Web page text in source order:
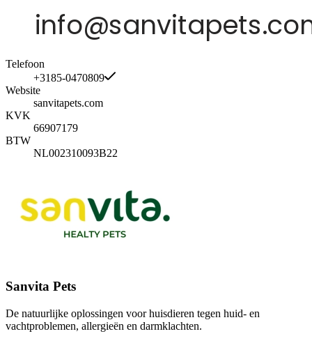
Telefoon
+3185-0470809
Website
sanvitapets.com
KVK
66907179
BTW
NL002310093B22
Sanvita Pets
De natuurlijke oplossingen voor huisdieren tegen huid- en
vachtproblemen, allergieën en darmklachten.